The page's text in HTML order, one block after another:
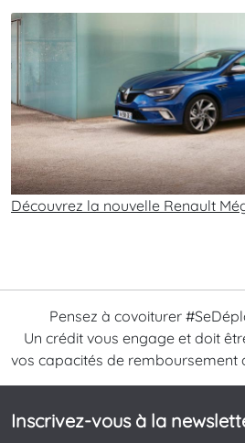
Découvrez la nouvelle Renault
Pensez à covoiturer
Un crédit vous engage et doit
vos capacités de remboursement
Inscrivez-vous à la